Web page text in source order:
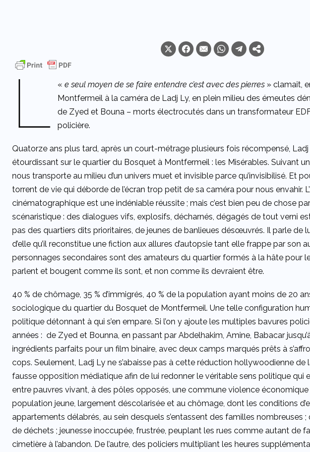
«
L e seul moyen de se faire entendre c’est avec des pierres » clamait,
Montfermeil à la caméra de Ladj Ly, en plein milieu des émeutes
de Zyed et Bouna – morts électrocutés dans un transformateur
policière.
Quatorze ans plus tard, après un court-métrage plusieurs fois récompensé,
étourdissant sur le quartier du Bosquet à Montfermeil : les Misérables. Suivant
nous transporte au milieu d’un univers muet et invisible parce qu’invisibilisé. Et
torrent de vie qui déborde de l’écran trop petit de sa caméra pour nous envahir.
cinématographique est une indéniable réussite ; mais c’est bien peu de chose
scénaristique : des dialogues vifs, explosifs, décharnés, dégagés de tout verni
pas des quartiers dits prioritaires, de jeunes de banlieues désœuvrés. Il parle de
d’elle qu’il reconstitue une fiction aux allures d’autopsie tant elle frappe par son
personnages secondaires sont des amateurs du quartier formés à la hâte pour
parlent et bougent comme ils sont, et non comme ils devraient être.
40 % de chômage, 35 % d’immigrés, 40 % de la population ayant moins de 20
sociologique du quartier du Bosquet de Montfermeil. Une telle configuration
politique détonnant à qui s’en empare. Si l’on y ajoute les multiples bavures
années : de Zyed et Bounna, en passant par Abdelhakim, Amine, Babacar
ingrédients parfaits pour un film binaire, avec deux camps marqués prêts à
cops. Seulement, Ladj Ly ne s’abaisse pas à cette réduction hollywoodienne
fausse opposition médiatique afin de lui redonner le véritable sens politique qui
entre pauvres vivant, à des pôles opposés, une commune violence économique
population jeune, largement déscolarisée et au chômage, dont les conditions
appartements délabrés, au sein desquels s’entassent des familles nombreuses
de déchets ; jeunesse inoccupée, frustrée, peuplant les rues comme autant de
cimetière à l’abandon. De l’autre, des policiers multipliant les heures